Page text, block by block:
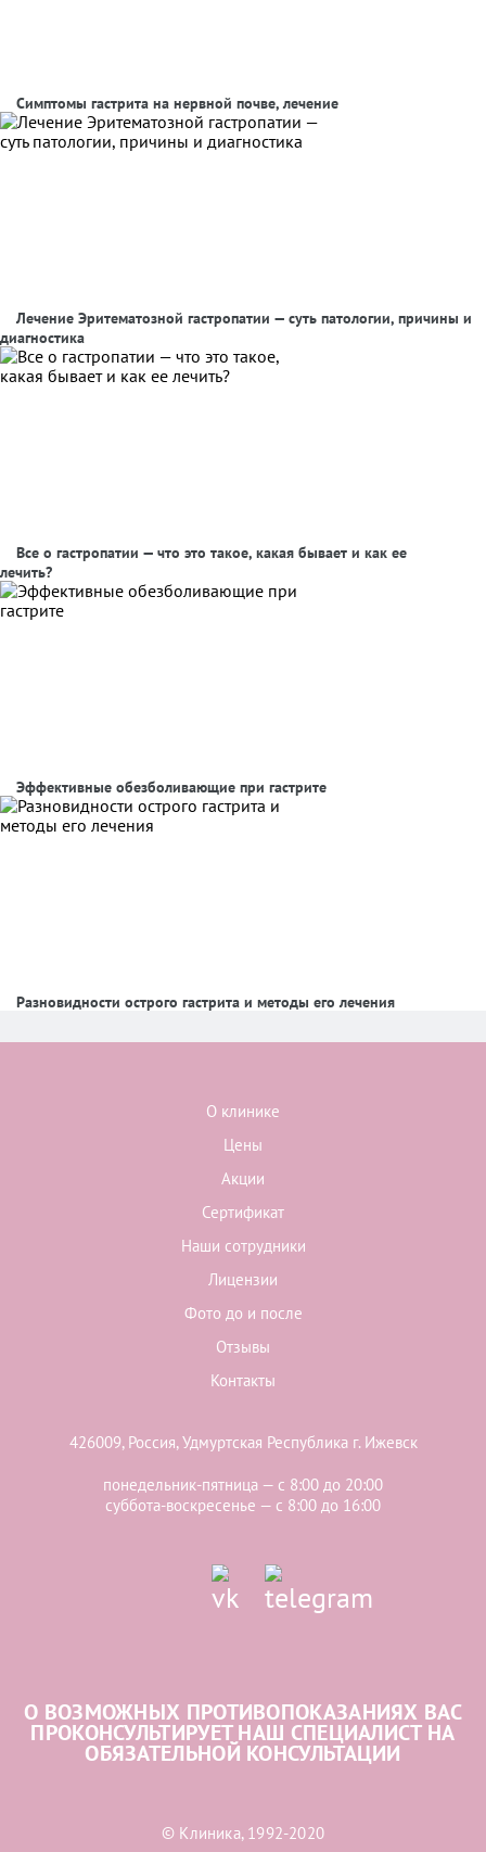
Симптомы гастрита на нервной почве, лечение
Лечение Эритематозной гастропатии — суть патологии, причины и
диагностика
Все о гастропатии — что это такое, какая бывает и как ее
лечить?
Эффективные обезболивающие при гастрите
Разновидности острого гастрита и методы его лечения
О клинике
Цены
Акции
Сертификат
Наши сотрудники
Лицензии
Фото до и после
Отзывы
Контакты
426009, Россия, Удмуртская Республика г. Ижевск
понедельник-пятница — с 8:00 до 20:00
суббота-воскресенье — с 8:00 до 16:00
О ВОЗМОЖНЫХ ПРОТИВОПОКАЗАНИЯХ ВАС
ПРОКОНСУЛЬТИРУЕТ НАШ СПЕЦИАЛИСТ НА
ОБЯЗАТЕЛЬНОЙ КОНСУЛЬТАЦИИ
© Клиника, 1992-2020